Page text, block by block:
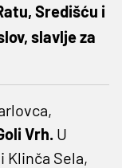
Središću i
slavlje za
Vrh. U
Sela,